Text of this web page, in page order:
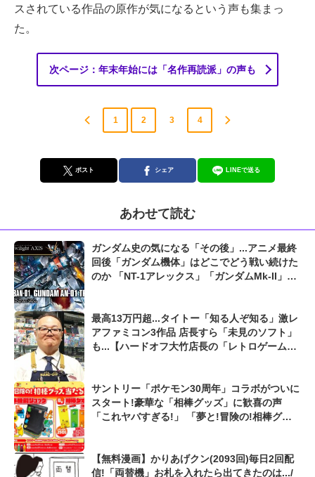
スされている作品の原作が気になるという声も集まっ
た。
次ページ：年末年始には「名作再読派」の声も
1 2 3 4
ポスト シェア LINEで送る
あわせて読む
ガンダム史の気になる「その後」...アニメ最終
回後「ガンダム機体」はどこでどう戦い続けた
のか 「NT-1アレックス」「ガンダムMk-II」
最高13万円超...タイトー「知る人ぞ知る」激レ
アファミコン3作品 店長すら「未見のソフト」
も...【ハードオフ大竹店長の「レトロゲームち
サントリー「ポケモン30周年」コラボがついに
スタート!豪華な「相棒グッズ」に歓喜の声
「これヤバすぎる!」 「夢と!冒険の!相棒グッ
【無料漫画】かりあげクン(2093回)毎日2回配
信!「両替機」お札を入れたら出てきたのは.../